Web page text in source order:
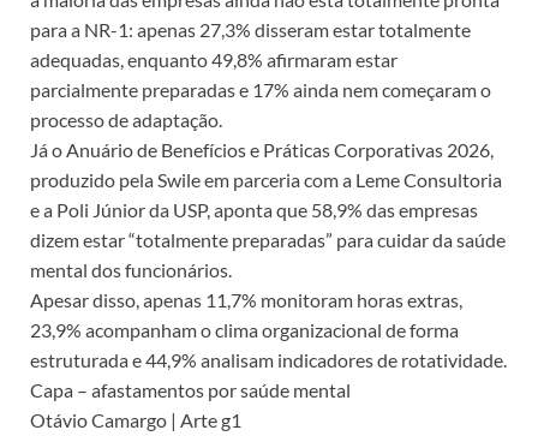
para a NR-1: apenas 27,3% disseram estar totalmente
adequadas, enquanto 49,8% afirmaram estar
parcialmente preparadas e 17% ainda nem começaram o
processo de adaptação.
Já o Anuário de Benefícios e Práticas Corporativas 2026,
produzido pela Swile em parceria com a Leme Consultoria
e a Poli Júnior da USP, aponta que 58,9% das empresas
dizem estar “totalmente preparadas” para cuidar da saúde
mental dos funcionários.
Apesar disso, apenas 11,7% monitoram horas extras,
23,9% acompanham o clima organizacional de forma
estruturada e 44,9% analisam indicadores de rotatividade.
Capa – afastamentos por saúde mental
Otávio Camargo | Arte g1